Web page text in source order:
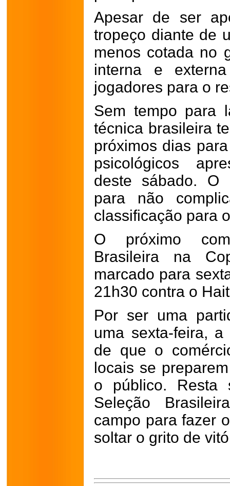
Apesar de ser
tropeço diante de
menos cotada no
interna e
jogadores para o
Sem tempo para
técnica brasileira
próximos dias
psicológicos
deste sábado. O
para não
classificação para
O próximo
Brasileira na
marcado para
21h30 contra o
Por ser uma
uma sexta-feira,
de que o
locais se
o público.
Seleção
campo para fazer
soltar o grito de